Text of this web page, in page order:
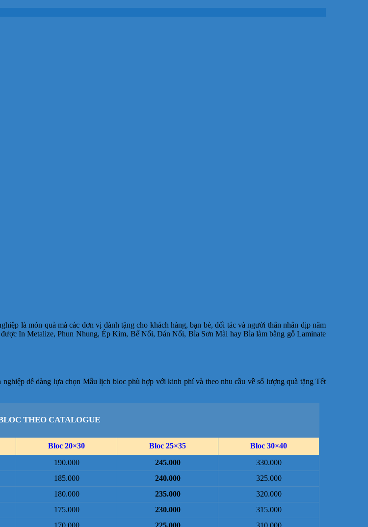
là món quà mà các đơn vị dành tặng cho khách hàng, bạn bè, đối tác và người thân nhân dịp năm
In Metalize, Phun Nhung, Ép Kim, Bế Nổi, Dán Nổi, Bìa Sơn Mài hay Bìa làm bằng gỗ Laminate
dễ dàng lựa chọn Mẫu lịch bloc phù hợp với kinh phí và theo nhu cầu về số lượng quà tặng Tết
THEO CATALOGUE
Bloc 20×30 Bloc 25×35
Bloc 30×40
190.000 245.000
330.000
185.000 240.000
325.000
180.000 235.000
320.000
175.000 230.000
315.000
170.000 225.000 310.000